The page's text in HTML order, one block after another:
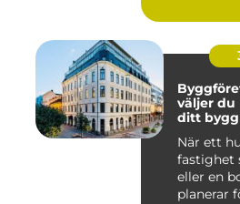
väljer du
ditt
När ett
fastighet
eller en
planerar